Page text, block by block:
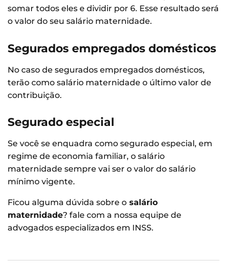
somar todos eles e dividir por 6. Esse resultado será
o valor do seu salário maternidade.
Segurados empregados domésticos
No caso de segurados empregados domésticos,
terão como salário maternidade o último valor de
contribuição.
Segurado especial
Se você se enquadra como segurado especial, em
regime de economia familiar, o salário
maternidade sempre vai ser o valor do salário
mínimo vigente.
Ficou alguma dúvida sobre o salário
maternidade? fale com a nossa equipe de
advogados especializados em INSS.